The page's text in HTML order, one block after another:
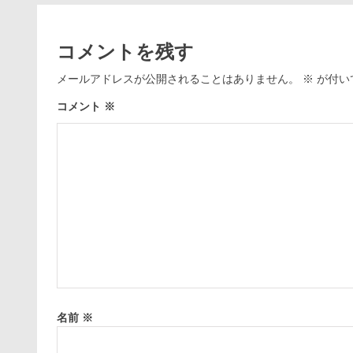
コメントを残す
メールアドレスが公開されることはありません。 ※ が付い
コメント ※
名前 ※